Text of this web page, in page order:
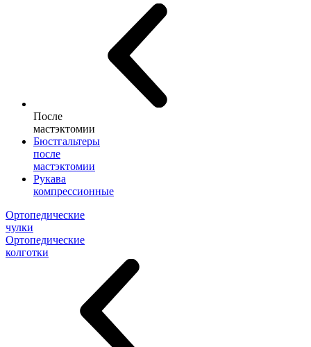
После
мастэктомии
Бюстгальтеры
после
мастэктомии
Рукава
компрессионные
Ортопедические
чулки
Ортопедические
колготки